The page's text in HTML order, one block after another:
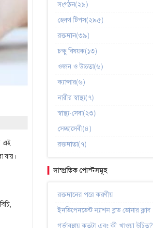
এই
যায়।
সংগঠন(২৯)
হেলথ টিপস(২৯৫)
রক্তদান(৩৯)
চক্ষু বিষয়ক(১৩)
ওজন ও উচ্চতা(৬)
ক্যান্সার(৬)
নারীর স্বাস্থ্য(৭)
স্বাস্থ্য-সেবা(২৩)
সেচ্ছাসেবী(৪)
রক্তদাতা(৭)
সাম্প্রতিক পোস্টসমূহ
রক্তদানের পরে করণীয়
ইনডিপেনডেন্ট ন্যাশন ব্লাড ডোনার ক্লাব
গর্ভাবস্থায় কতটা এবং কী খাওয়া উচিত?